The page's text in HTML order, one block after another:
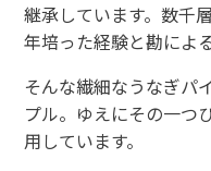
継承しています。数千
年培った経験と勘によ
そんな繊細なうなぎパ
プル。ゆえにその一つ
用しています。